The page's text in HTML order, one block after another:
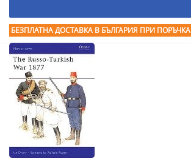
БЕЗПЛАТНА ДОСТАВКА В БЪЛГАРИЯ ПРИ ПОРЪЧКА